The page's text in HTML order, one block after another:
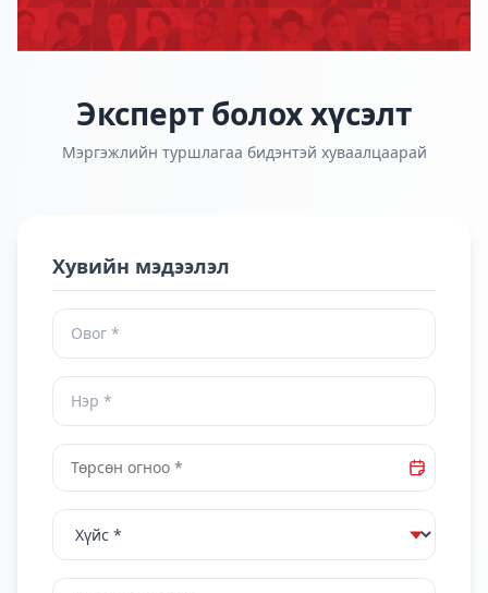
Эксперт болох хүсэлт
Мэргэжлийн туршлагаа бидэнтэй хуваалцаарай
Хувийн мэдээлэл
Төрсөн огноо *